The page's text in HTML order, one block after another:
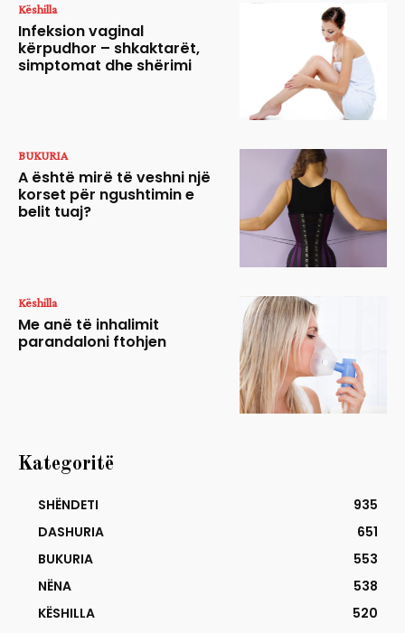
Këshilla
Infeksion vaginal
kërpudhor – shkaktarët,
simptomat dhe shërimi
BUKURIA
A është mirë të veshni një
korset për ngushtimin e
belit tuaj?
Këshilla
Me anë të inhalimit
parandaloni ftohjen
Kategoritë
SHËNDETI
935
DASHURIA
651
BUKURIA
553
NËNA
538
KËSHILLA
520